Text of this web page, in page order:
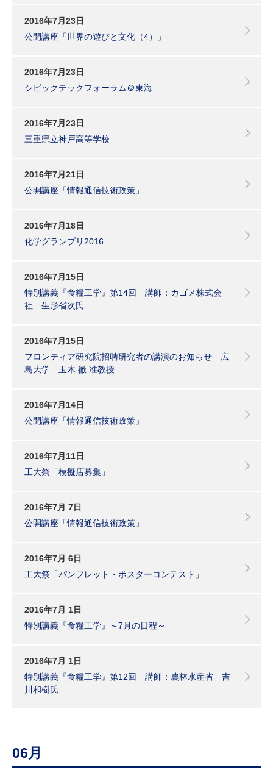
2016年7月23日
公開講座「世界の遊びと文化（4）」
2016年7月23日
シビックテックフォーラム＠東海
2016年7月23日
三重県立神戸高等学校
2016年7月21日
公開講座「情報通信技術政策」
2016年7月18日
化学グランプリ2016
2016年7月15日
特別講義『食糧工学』第14回 講師：カゴメ株式会
社 生形省次氏
2016年7月15日
フロンティア研究院招聘研究者の講演のお知らせ 広
島大学 玉木 徹 准教授
2016年7月14日
公開講座「情報通信技術政策」
2016年7月11日
工大祭「模擬店募集」
2016年7月 7日
公開講座「情報通信技術政策」
2016年7月 6日
工大祭「パンフレット・ポスターコンテスト」
2016年7月 1日
特別講義『食糧工学』～7月の日程～
2016年7月 1日
特別講義『食糧工学』第12回 講師：農林水産省 吉
川和樹氏
06月